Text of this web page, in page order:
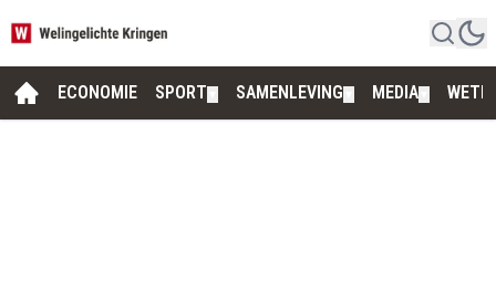
ECONOMIE SPORT SAMENLEVING MEDIA